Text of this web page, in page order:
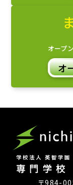
オープ
オ
〒984-